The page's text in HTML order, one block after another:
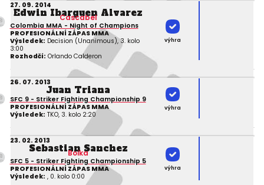
27. 09. 2014
Edwin Ibarguen Alvarez
Cascabel
Colombia MMA - Night of Champions
PROFESIONÁLNÍ ZÁPAS MMA
Výsledek: Decision (Unanimous), 3. kolo
3:00
Rozhodčí: Orlando Calderon
výhra
26. 07. 2013
Juan Triana
SFC 9 - Striker Fighting Championship 9
PROFESIONÁLNÍ ZÁPAS MMA
Výsledek: TKO, 3. kolo 2:20
výhra
23. 02. 2013
Sebastian Sanchez
Boika
SFC 5 - Striker Fighting Championship 5
PROFESIONÁLNÍ ZÁPAS MMA
Výsledek: , 0. kolo 0:00
výhra